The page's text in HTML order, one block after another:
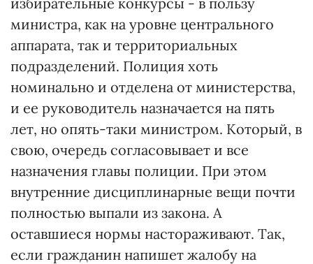
министра, как на уровне центрального
аппарата, так и территориальных
подразделений. Полиция хоть
номинально и отделена от министерства,
и ее руководитель назначается на пять
лет, но опять-таки министром. Который, в
свою, очередь согласовывает и все
назначения главы полиции. При этом
внутренние дисциплинарные вещи почти
полностью выпали из закона. А
оставшиеся нормы настораживают. Так,
если гражданин напишет жалобу на